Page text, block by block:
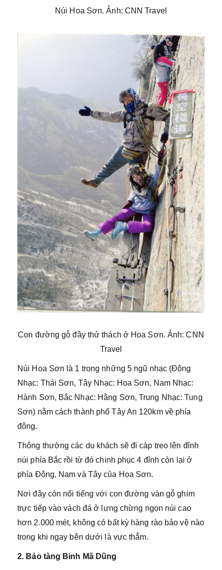
Núi Hoa Sơn. Ảnh: CNN Travel
Con đường gỗ đầy thử thách ở Hoa Sơn. Ảnh: CNN
Travel
Núi Hoa Sơn là 1 trong những 5 ngũ nhạc (Đông
Nhạc: Thái Sơn, Tây Nhạc: Hoa Sơn, Nam Nhạc:
Hành Sơn, Bắc Nhạc: Hằng Sơn, Trung Nhạc: Tung
Sơn) nằm cách thành phố Tây An 120km về phía
đông.
Thông thường các du khách sẽ đi cáp treo lên đỉnh
núi phía Bắc rồi từ đó chinh phục 4 đỉnh còn lại ở
phía Đông, Nam và Tây của Hoa Sơn.
Nơi đây còn nổi tiếng với con đường ván gỗ ghim
trực tiếp vào vách đá ở lưng chừng ngọn núi cao
hơn 2.000 mét, không có bất kỳ hàng rào bảo vệ nào
trong khi ngay bên dưới là vực thẳm.
2. Bảo tàng Binh Mã Dũng